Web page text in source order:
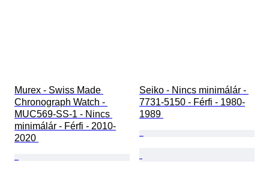
Murex - Swiss Made
Chronograph Watch -
MUC569-SS-1 - Nincs
minimálár - Férfi - 2010-
2020
Seiko - Nincs minimálár -
7731-5150 - Férfi - 1980-
1989